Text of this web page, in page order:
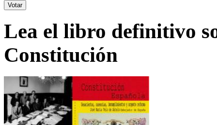
Lea el libro definitivo
Constitución